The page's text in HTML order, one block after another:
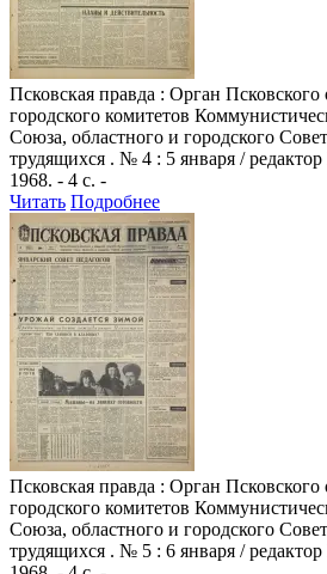
Псковская правда : Орган Псковского
городского комитетов
Союза, областного и городского
трудящихся . № 4 : 5 января /
1968. - 4 с. -
Читать Подробнее
Псковская правда : Орган Псковского
городского комитетов
Союза, областного и городского
трудящихся . № 5 : 6 января /